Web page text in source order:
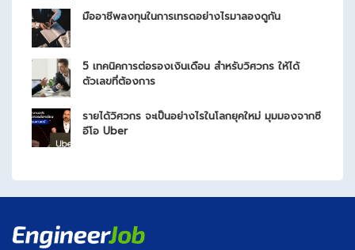
มืออาชีพลงทุนในการเทรดอย่างไรมาลองดูกัน
5 เทคนิคการต่อรองเงินเดือน สำหรับวิศวกร ให้ได้
ตัวเลขที่ต้องการ
รายได้วิศวกร จะเป็นอย่างไรในโลกยุคใหม่ มุมมองจากซี
อีโอ Uber